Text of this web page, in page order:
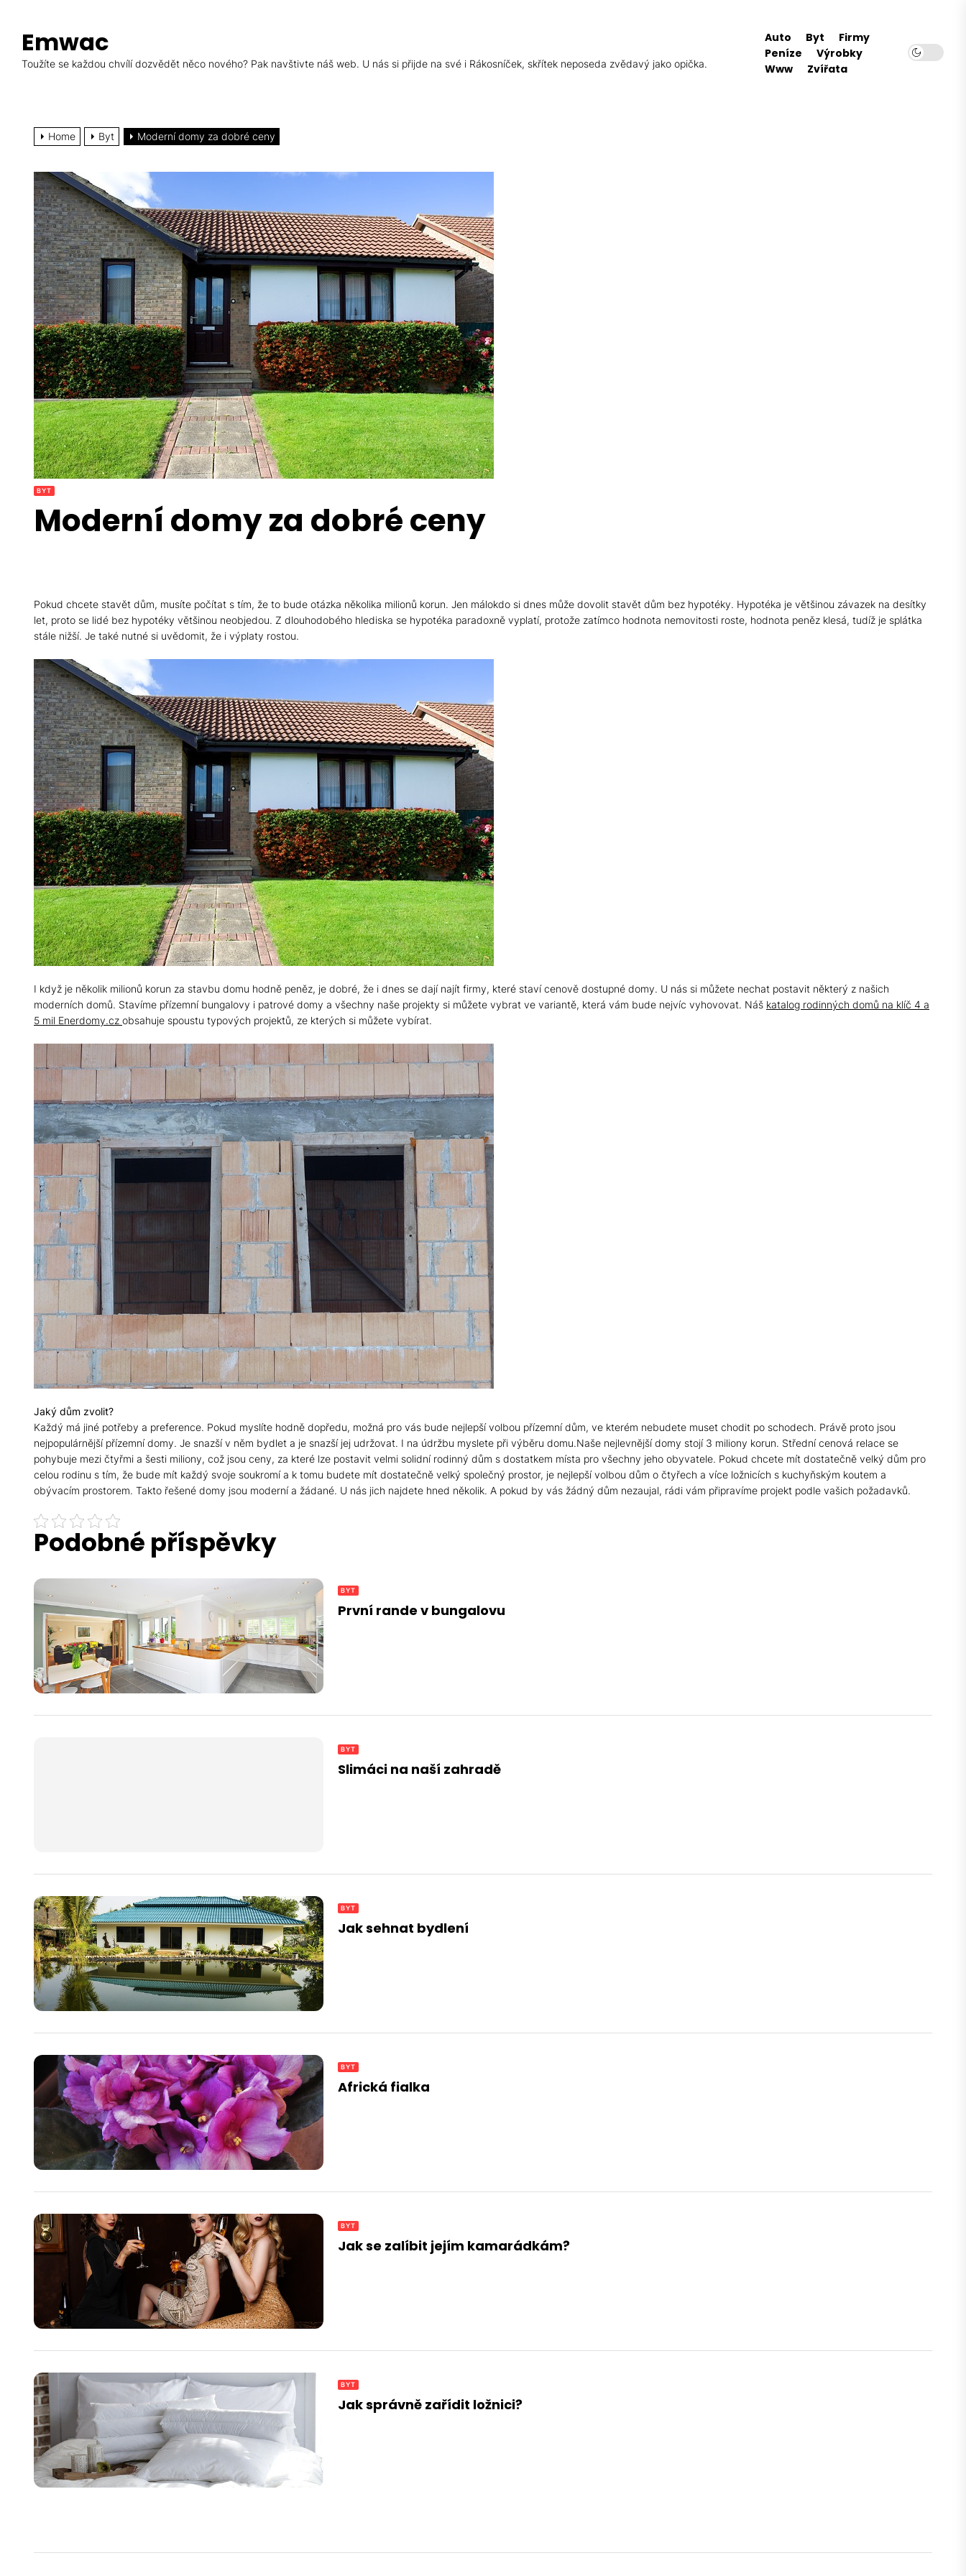
content
Emwac
Toužíte se každou chvílí dozvědět něco nového? Pak navštivte náš web. U nás si přijde na své i Rákosníček, skřítek neposeda zvědavý jako opička.
Auto Byt
Firmy
Peníze
Výrobky
Www
Zvířata
Home Byt Moderní domy za dobré ceny
BYT
Moderní domy za dobré ceny
Pokud chcete stavět dům, musíte počítat s tím, že to bude otázka několika milionů korun. Jen málokdo si dnes může dovolit stavět dům bez hypotéky. Hypotéka je většinou závazek na desítky
let, proto se lidé bez hypotéky většinou neobjedou. Z dlouhodobého hlediska se hypotéka paradoxně vyplatí, protože zatímco hodnota nemovitosti roste, hodnota peněz klesá, tudíž je splátka
stále nižší. Je také nutné si uvědomit, že i výplaty rostou.
I když je několik milionů korun za stavbu domu hodně peněz, je dobré, že i dnes se dají najít firmy, které staví cenově dostupné domy. U nás si můžete nechat postavit některý z našich
moderních domů. Stavíme přízemní bungalovy i patrové domy a všechny naše projekty si můžete vybrat ve variantě, která vám bude nejvíc vyhovovat. Náš katalog rodinných domů na klíč 4 a
5 mil Enerdomy.cz obsahuje spoustu typových projektů, ze kterých si můžete vybírat.
Jaký dům zvolit?
Každý má jiné potřeby a preference. Pokud myslíte hodně dopředu, možná pro vás bude nejlepší volbou přízemní dům, ve kterém nebudete muset chodit po schodech. Právě proto jsou
nejpopulárnější přízemní domy. Je snazší v něm bydlet a je snazší jej udržovat. I na údržbu myslete při výběru domu.Naše nejlevnější domy stojí 3 miliony korun. Střední cenová relace se
pohybuje mezi čtyřmi a šesti miliony, což jsou ceny, za které lze postavit velmi solidní rodinný dům s dostatkem místa pro všechny jeho obyvatele. Pokud chcete mít dostatečně velký dům pro
celou rodinu s tím, že bude mít každý svoje soukromí a k tomu budete mít dostatečně velký společný prostor, je nejlepší volbou dům o čtyřech a více ložnicích s kuchyňským koutem a
obývacím prostorem. Takto řešené domy jsou moderní a žádané. U nás jich najdete hned několik. A pokud by vás žádný dům nezaujal, rádi vám připravíme projekt podle vašich požadavků.
Podobné příspěvky
BYT
První rande v bungalovu
BYT
Slimáci na naší zahradě
BYT
Jak sehnat bydlení
BYT
Africká fialka
BYT
Jak se zalíbit jejím kamarádkám?
BYT
Jak správně zařídit ložnici?